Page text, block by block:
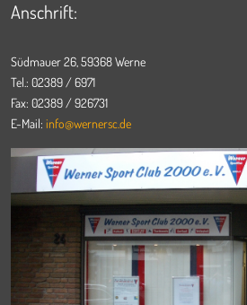
Anschrift:
Südmauer 26, 59368 Werne
Tel.: 02389 / 6971
Fax: 02389 / 926731
E-Mail: info@wernersc.de